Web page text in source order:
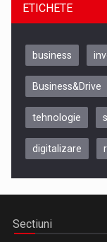
Be Inspired. Make
ETICHETE
business
Business&Drive
tehnologie
digitalizare
Sectiuni